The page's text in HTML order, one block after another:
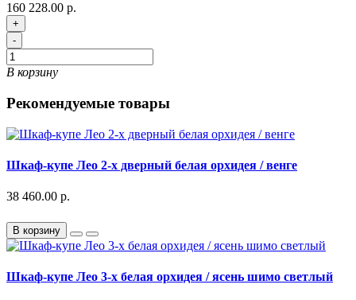
160 228.00 р.
+
-
В корзину
Рекомендуемые товары
Шкаф-купе Лео 2-х дверный белая орхидея / венге
38 460.00 р.
В корзину
Шкаф-купе Лео 3-х белая орхидея / ясень шимо светлый